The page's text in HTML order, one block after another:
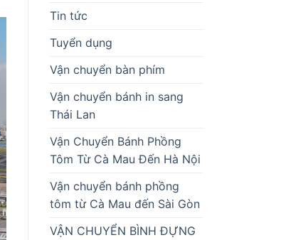
Tin tức
Tuyển dụng
Vận chuyển bàn phím
Vận chuyển bánh in sang
Thái Lan
Vận Chuyển Bánh Phồng
Tôm Từ Cà Mau Đến Hà Nội
Vận chuyển bánh phồng
tôm từ Cà Mau đến Sài Gòn
VẬN CHUYỂN BÌNH ĐỰNG